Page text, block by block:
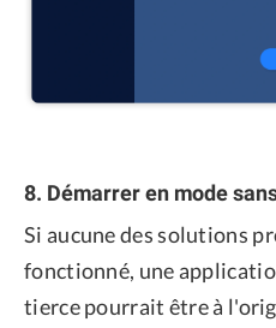
8. Démarrer en mode
Si aucune des solutions
fonctionné, une
tierce pourrait être à